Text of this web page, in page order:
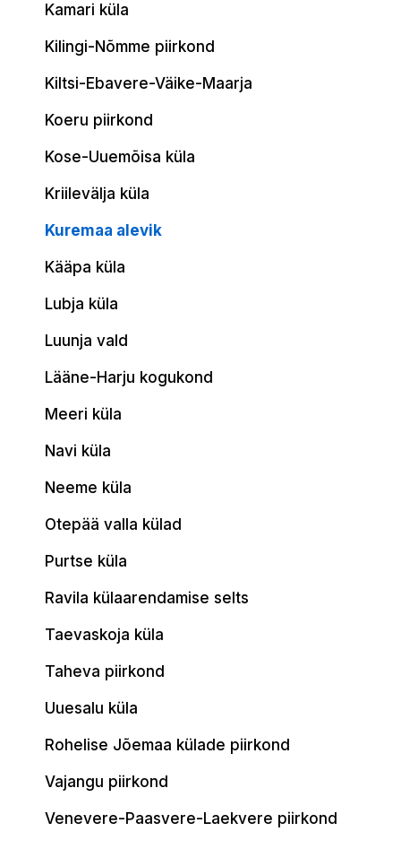
Kamari küla
Kilingi-Nõmme piirkond
Kiltsi-Ebavere-Väike-Maarja
Koeru piirkond
Kose-Uuemõisa küla
Kriilevälja küla
Kuremaa alevik
Kääpa küla
Lubja küla
Luunja vald
Lääne-Harju kogukond
Meeri küla
Navi küla
Neeme küla
Otepää valla külad
Purtse küla
Ravila külaarendamise selts
Taevaskoja küla
Taheva piirkond
Uuesalu küla
Rohelise Jõemaa külade piirkond
Vajangu piirkond
Venevere-Paasvere-Laekvere piirkond